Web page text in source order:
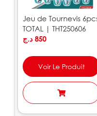
Jeu de Tournevis
TOTAL | THT250606
850 د.ج
Voir Le Produit